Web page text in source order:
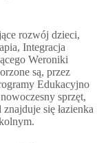
rozwój dzieci,
Integracja
Weroniki
są, przez
Edukacyjno
sprzęt,
się łazienka